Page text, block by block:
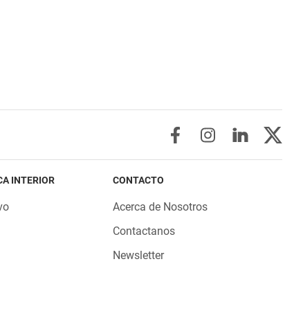
INTERIOR CONTACTO
Acerca de Nosotros
Contactanos
Newsletter